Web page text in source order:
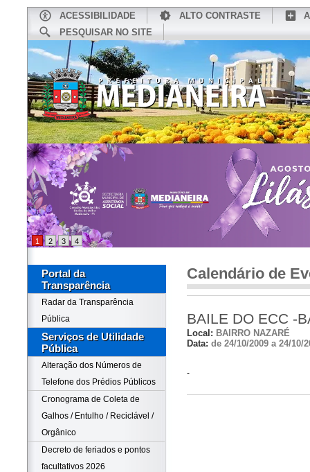
ACESSIBILIDADE ALTO CONTRASTE
PESQUISAR NO SITE
CONHEÇA MEDIANEIRA
1 2 3 4
Portal da
Transparência
Radar da Transparência
Pública
Serviços de Utilidade
Pública
Alteração dos Números de
Telefone dos Prédios Públicos
Cronograma de Coleta de
Galhos / Entulho / Reciclável /
Orgânico
Decreto de feriados e pontos
facultativos 2026
Calendário de
BAILE DO ECC -
Local: BAIRRO NAZARÉ
Data: de 24/10/2009 a 24/10/
-